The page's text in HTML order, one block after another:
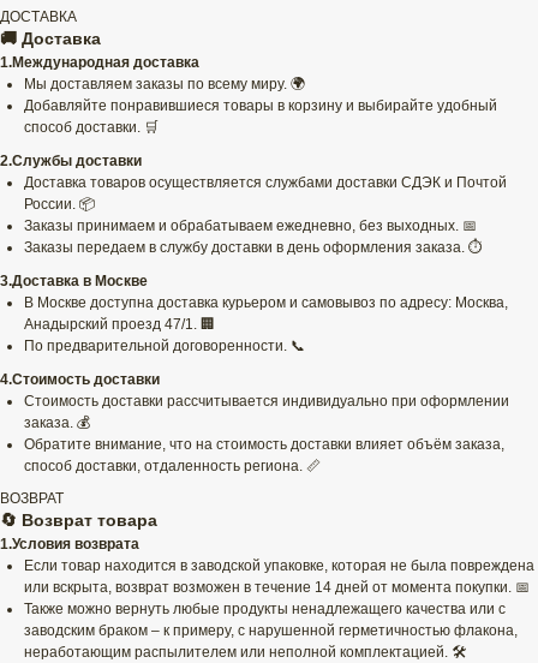
ДОСТАВКА
🚚 Доставка
1.Международная доставка
Мы доставляем заказы по всему миру. 🌍
Добавляйте понравившиеся товары в корзину и выбирайте удобный
способ доставки. 🛒
2.Службы доставки
Доставка товаров осуществляется службами доставки СДЭК и Почтой
России. 📦
Заказы принимаем и обрабатываем ежедневно, без выходных. 📅
Заказы передаем в службу доставки в день оформления заказа. ⏱️
3.Доставка в Москве
В Москве доступна доставка курьером и самовывоз по адресу: Москва,
Анадырский проезд 47/1. 🏢
По предварительной договоренности. 📞
4.Стоимость доставки
Стоимость доставки рассчитывается индивидуально при оформлении
заказа. 💰
Обратите внимание, что на стоимость доставки влияет объём заказа,
способ доставки, отдаленность региона. 📏
ВОЗВРАТ
🔄 Возврат товара
1.Условия возврата
Если товар находится в заводской упаковке, которая не была повреждена
или вскрыта, возврат возможен в течение 14 дней от момента покупки. 📅
Также можно вернуть любые продукты ненадлежащего качества или с
заводским браком – к примеру, с нарушенной герметичностью флакона,
неработающим распылителем или неполной комплектацией. 🛠️